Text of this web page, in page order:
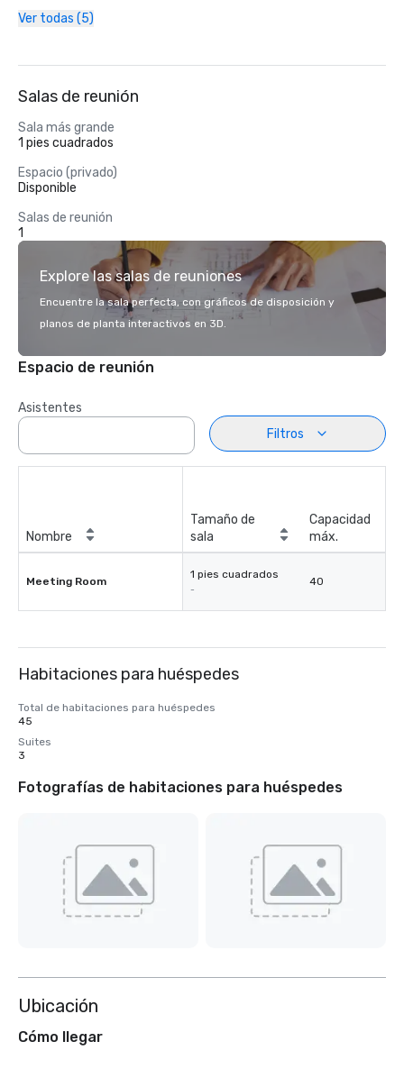
Ver todas (5)
Salas de reunión
Sala más grande
1 pies cuadrados
Espacio (privado)
Disponible
Salas de reunión
1
Explore las salas de reuniones
Encuentre la sala perfecta, con gráficos de disposición y
planos de planta interactivos en 3D.
Espacio de reunión
Asistentes
Filtros
Nombre
Tamaño de
sala
Capacidad
máx.
Meeting Room
1 pies cuadrados
-
40
Habitaciones para huéspedes
Total de habitaciones para huéspedes
45
Suites
3
Fotografías de habitaciones para huéspedes
Ubicación
Cómo llegar